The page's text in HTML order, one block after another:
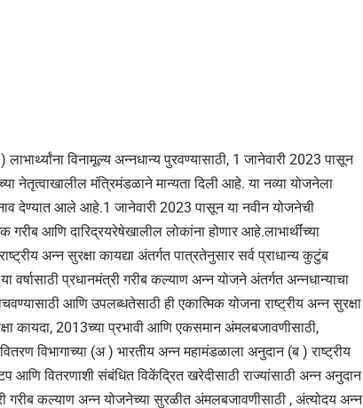
विनामूल्य अन्नधान्य पुरवण्यासाठी, 1 जानेवारी 2023 पासून
नेतृत्वाखालील मंत्रिमंडळाने मान्यता दिली आहे. या नव्या योजनेला
देण्यात आले आहे.1 जानेवारी 2023 पासून या नवीन योजनेची
आणि दारिद्रयरेषेखालील लोकांना होणार आहे.लाभार्थींच्या
अन्न सुरक्षा कायद्या अंतर्गत पात्रतेनुसार सर्व प्राधान्य कुटुंब
वर्षासाठी प्रधानमंत्री गरीब कल्याण अन्न योजने अंतर्गत अन्नधान्याचा
आणि उपलब्धतेसाठी ही एकात्मिक योजना राष्ट्रीय अन्न सुरक्षा
कायदा, 2013च्या प्रभावी आणि एकसमान अंमलबजावणीसाठी,
विभागाच्या (अ ) भारतीय अन्न महामंडळाला अनुदान (ब ) राष्ट्रीय
आणि वितरणाशी संबंधित विकेंद्रित खरेदीसाठी राज्यांसाठी अन्न अनुदान
गरीब कल्याण अन्न योजनेच्या सुरळीत अंमलबजावणीसाठी , अंत्योदय अन्न